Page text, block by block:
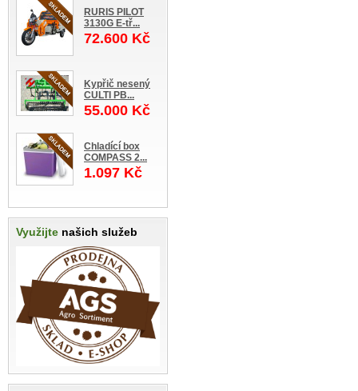
RURIS PILOT
3130G E-tř...
72.600 Kč
Kypřič nesený
CULTI PB...
55.000 Kč
Chladící box
COMPASS 2...
1.097 Kč
Využijte našich služeb